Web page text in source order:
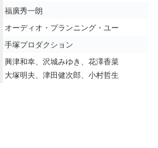
福廣秀一朗
オーディオ・プランニング・ユー
手塚プロダクション
興津和幸、沢城みゆき、花澤香菜
大塚明夫、津田健次郎、小村哲生